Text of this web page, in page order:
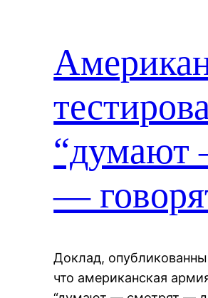
“думают
—
Доклад,
что американская